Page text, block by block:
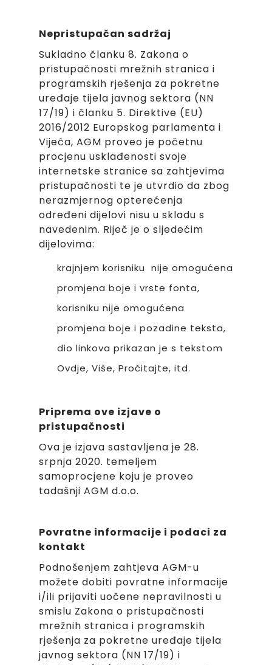
Nepristupačan sadržaj
Sukladno članku 8. Zakona o
pristupačnosti mrežnih stranica i
programskih rješenja za pokretne
uređaje tijela javnog sektora (NN
17/19) i članku 5. Direktive (EU)
2016/2012 Europskog parlamenta i
Vijeća, AGM proveo je početnu
procjenu usklađenosti svoje
internetske stranice sa zahtjevima
pristupačnosti te je utvrdio da zbog
nerazmjernog opterećenja
određeni dijelovi nisu u skladu s
navedenim. Riječ je o sljedećim
dijelovima:
krajnjem korisniku nije omogućena
promjena boje i vrste fonta,
korisniku nije omogućena
promjena boje i pozadine teksta,
dio linkova prikazan je s tekstom
Ovdje, Više, Pročitajte, itd.
Priprema ove izjave o
pristupačnosti
Ova je izjava sastavljena je 28.
srpnja 2020. temeljem
samoprocjene koju je proveo
tadašnji AGM d.o.o.
Povratne informacije i podaci za
kontakt
Podnošenjem zahtjeva AGM-u
možete dobiti povratne informacije
i/ili prijaviti uočene nepravilnosti u
smislu Zakona o pristupačnosti
mrežnih stranica i programskih
rješenja za pokretne uređaje tijela
javnog sektora (NN 17/19) i